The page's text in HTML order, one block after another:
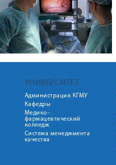
УНИВЕРСИТЕТ
Администрация КГМУ
Кафедры
Медико-
фармацевтический
колледж
Система менеджмента
качества